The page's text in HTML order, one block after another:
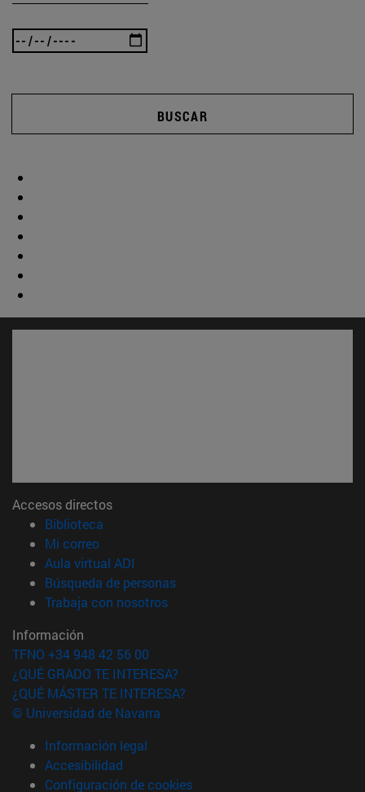
BUSCAR
Accesos directos
Biblioteca
Mi correo(abre en nueva ventana)
Aula virtual ADI
Búsqueda de personas(abre en nueva ventana)
Trabaja con nosotros(abre en nueva ventana)
Información
TFNO +34 948 42 56 00
¿QUÉ GRADO TE INTERESA?
¿QUÉ MÁSTER TE INTERESA?
© Universidad de Navarra
Información legal
Accesibilidad
Configuración de cookies